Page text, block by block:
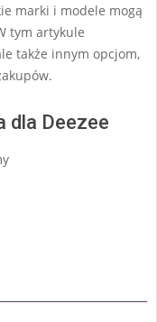
marki i modele mogą
tym artykule
także innym opcjom,
dla Deezee